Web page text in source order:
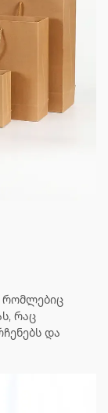
რომლებიც
რაც
და